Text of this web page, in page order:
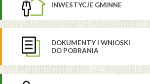
INWESTYCJE GMINNE
DOKUMENTY I WNIOSKI
DO POBRANIA